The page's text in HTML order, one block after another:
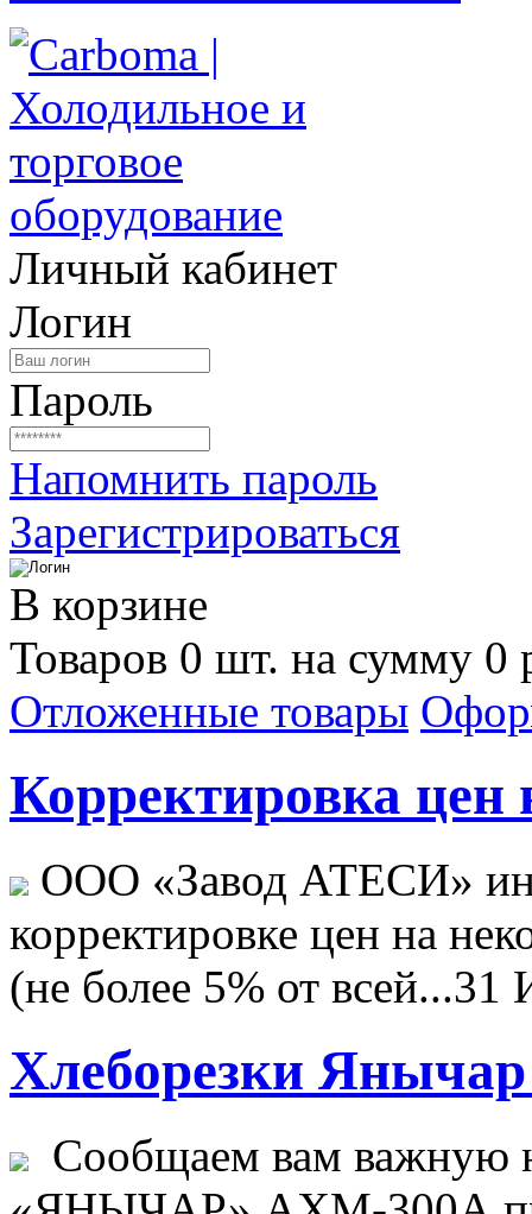
Личный кабинет
Логин
Пароль
Напомнить пароль
Зарегистрироваться
В корзине
Товаров 0 шт. на сумму 0
Отложенные товары
Корректировка цен
ООО «Завод АТЕСИ»
корректировке цен на
(не более 5% от всей...31
Хлеборезки Янычар
Сообщаем вам важную